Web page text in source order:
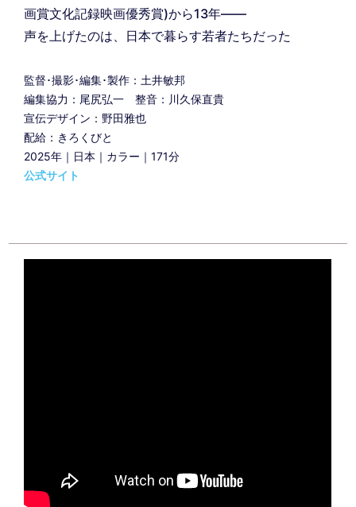
画賞文化記録映画優秀賞)から13年――
声を上げたのは、日本で暮らす若者たちだった
監督･撮影･編集･製作：土井敏邦
編集協力：尾尻弘一 整音：川久保直貴
宣伝デザイン：野田雅也
配給：きろくびと
2025年｜日本｜カラー｜171分
公式サイト